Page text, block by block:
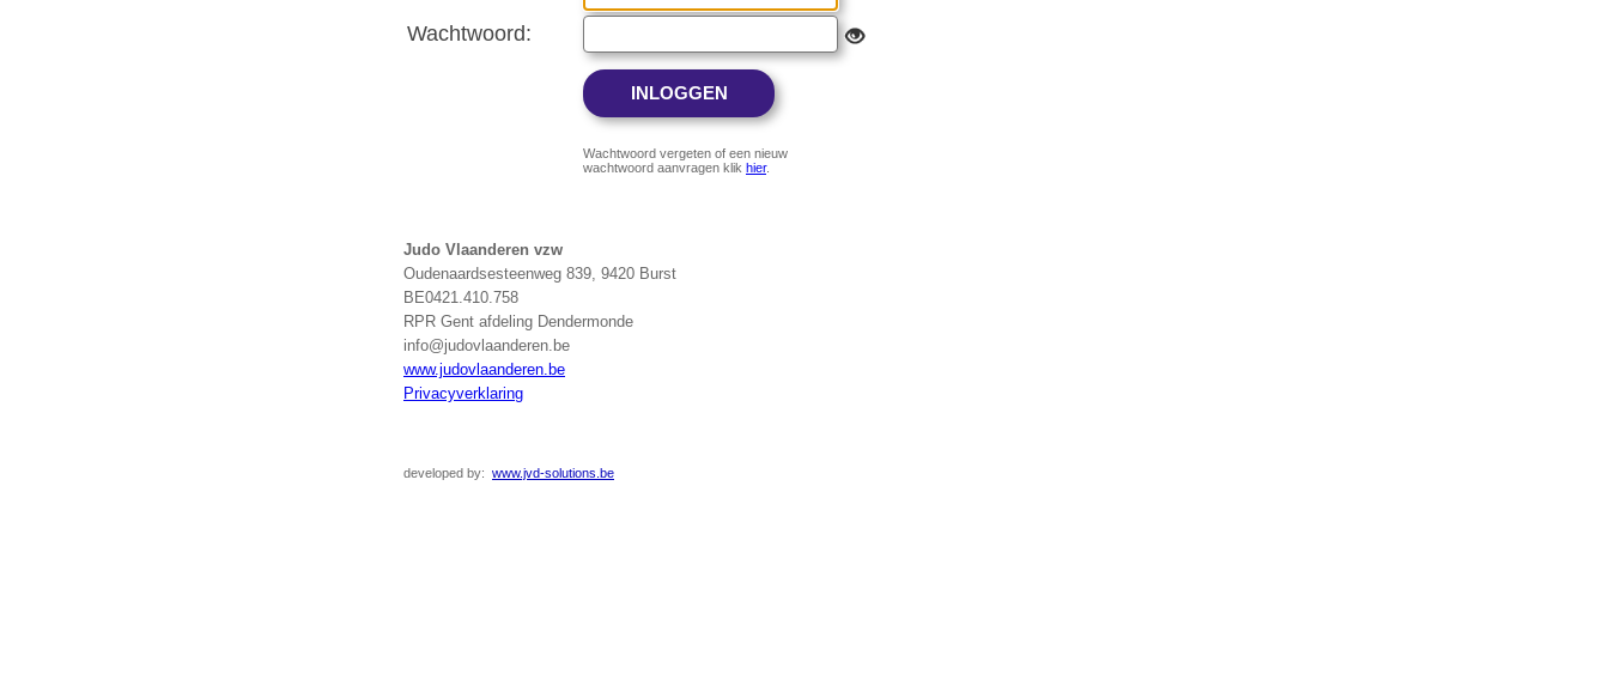
Wachtwoord:
Wachtwoord vergeten of een nieuw
wachtwoord aanvragen klik hier.
Judo Vlaanderen vzw
Oudenaardsesteenweg 839, 9420 Burst
BE0421.410.758
RPR Gent afdeling Dendermonde
info@judovlaanderen.be
www.judovlaanderen.be
Privacyverklaring
developed by: www.jvd-solutions.be